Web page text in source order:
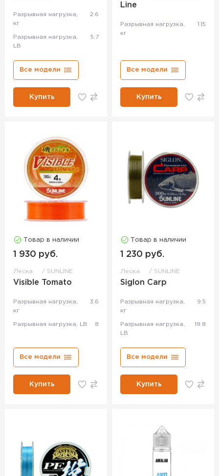
Разрывная нагрузка,
кг
2.6
Разрывная нагрузка,
LB
5.7
Все модели
Купить
Line
Разрывная нагрузка,
кг
1.15
Все модели
Купить
Товар в наличии
1 930 руб.
Леска SUNLINE
Visible Tomato
Разрывная нагрузка,
кг
3.6
Разрывная нагрузка, LB 8
Все модели
Купить
Товар в наличии
1 230 руб.
Леска SUNLINE
Siglon Carp
Разрывная нагрузка,
кг
9.5
Разрывная нагрузка,
LB
19.8
Все модели
Купить